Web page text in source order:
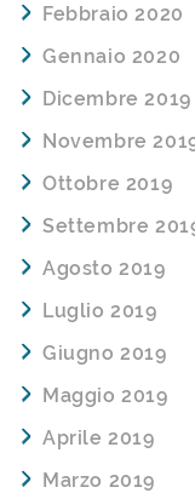
Febbraio 2020
Gennaio 2020
Dicembre 2019
Novembre
Ottobre 2019
Settembre
Agosto 2019
Luglio 2019
Giugno 2019
Maggio 2019
Aprile 2019
Marzo 2019